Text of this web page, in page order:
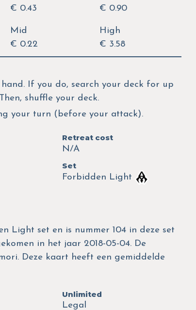
€ 0.43
€ 0.90
Mid
€ 0.22
High
€ 3.58
If you do, search your deck for up
shuffle your deck.
your turn (before your attack).
Retreat cost
N/A
Set
Forbidden Light
Light set en is nummer 104 in deze set
in het jaar 2018-05-04. De
Deze kaart heeft een gemiddelde
Unlimited
Legal